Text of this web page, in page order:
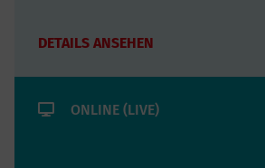
ONLINE (LIVE)
DETAILS ANSEHEN